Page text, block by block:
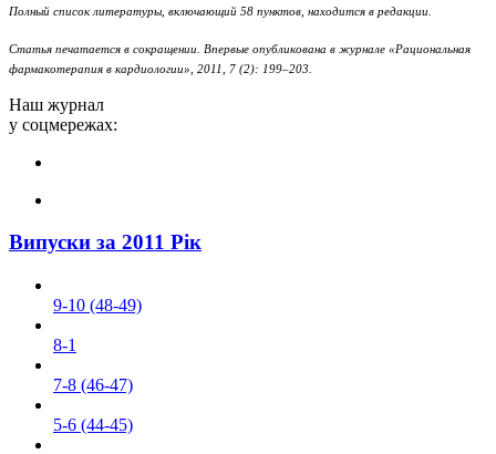
Полный список литературы, включающий 58 пунктов, находится в редакции.
Статья печатается в сокращении. Впервые опубликована в журнале «Рациональная
фармакотерапия в кардиологии», 2011, 7 (2): 199–203.
Наш журнал
у соцмережах:
Випуски за 2011 Рік
9-10 (48-49)
8-1
7-8 (46-47)
5-6 (44-45)